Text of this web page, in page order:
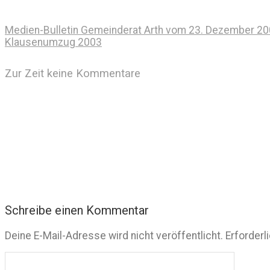
Medien-Bulletin Gemeinderat Arth vom 23. Dezember
Klausenumzug 2003
Zur Zeit keine Kommentare
Schreibe einen Kommentar
Deine E-Mail-Adresse wird nicht veröffentlicht.